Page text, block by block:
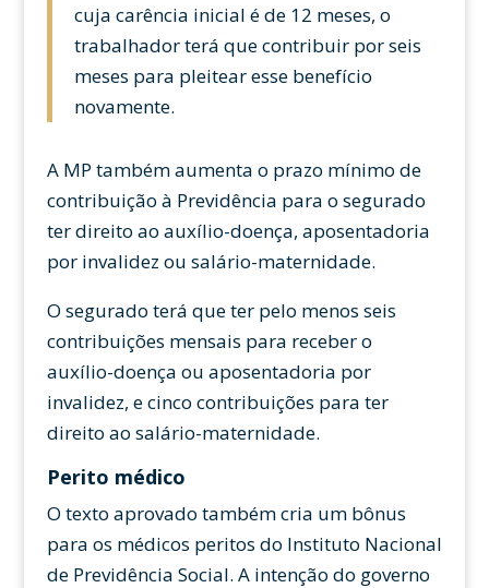
cuja carência inicial é de 12 meses, o
trabalhador terá que contribuir por seis
meses para pleitear esse benefício
novamente.
A MP também aumenta o prazo mínimo de
contribuição à Previdência para o segurado
ter direito ao auxílio-doença, aposentadoria
por invalidez ou salário-maternidade.
O segurado terá que ter pelo menos seis
contribuições mensais para receber o
auxílio-doença ou aposentadoria por
invalidez, e cinco contribuições para ter
direito ao salário-maternidade.
Perito médico
O texto aprovado também cria um bônus
para os médicos peritos do Instituto Nacional
de Previdência Social. A intenção do governo